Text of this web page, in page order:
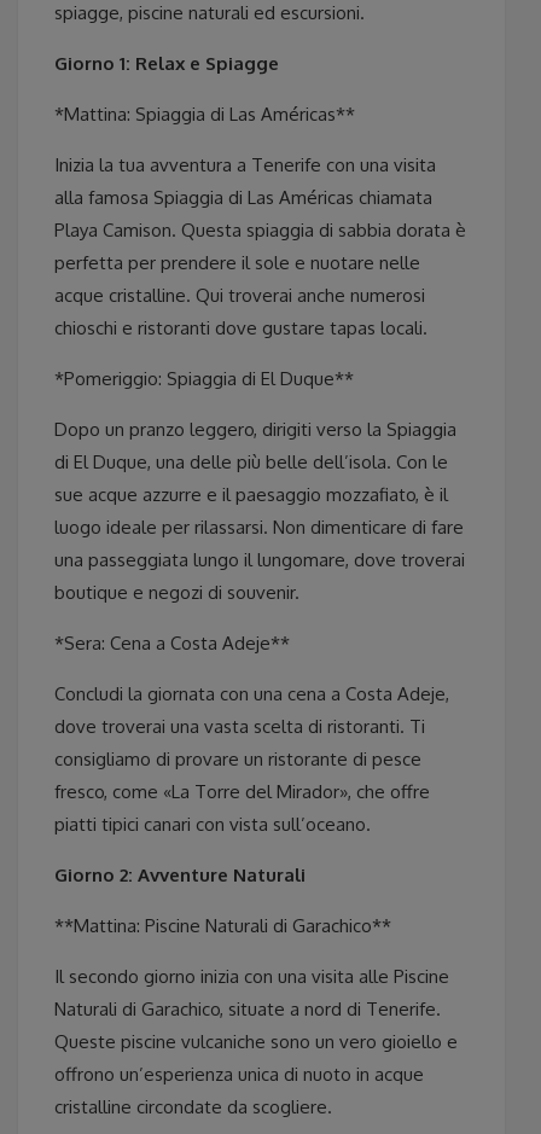
spiagge, piscine naturali ed escursioni.
Giorno 1: Relax e Spiagge
*Mattina: Spiaggia di Las Américas**
Inizia la tua avventura a Tenerife con una visita
alla famosa Spiaggia di Las Américas chiamata
Playa Camison. Questa spiaggia di sabbia dorata è
perfetta per prendere il sole e nuotare nelle
acque cristalline. Qui troverai anche numerosi
chioschi e ristoranti dove gustare tapas locali.
*Pomeriggio: Spiaggia di El Duque**
Dopo un pranzo leggero, dirigiti verso la Spiaggia
di El Duque, una delle più belle dell’isola. Con le
sue acque azzurre e il paesaggio mozzafiato, è il
luogo ideale per rilassarsi. Non dimenticare di fare
una passeggiata lungo il lungomare, dove troverai
boutique e negozi di souvenir.
*Sera: Cena a Costa Adeje**
Concludi la giornata con una cena a Costa Adeje,
dove troverai una vasta scelta di ristoranti. Ti
consigliamo di provare un ristorante di pesce
fresco, come «La Torre del Mirador», che offre
piatti tipici canari con vista sull’oceano.
Giorno 2: Avventure Naturali
**Mattina: Piscine Naturali di Garachico**
Il secondo giorno inizia con una visita alle Piscine
Naturali di Garachico, situate a nord di Tenerife.
Queste piscine vulcaniche sono un vero gioiello e
offrono un’esperienza unica di nuoto in acque
cristalline circondate da scogliere.